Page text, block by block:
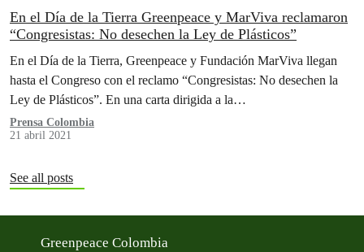
En el Día de la Tierra Greenpeace y MarViva reclamaron
“Congresistas: No desechen la Ley de Plásticos”
En el Día de la Tierra, Greenpeace y Fundación MarViva llegan
hasta el Congreso con el reclamo “Congresistas: No desechen la
Ley de Plásticos”. En una carta dirigida a la…
Prensa Colombia
21 abril 2021
See all posts
Greenpeace Colombia